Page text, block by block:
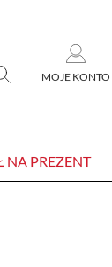
MOJE KONTO
NA PREZENT